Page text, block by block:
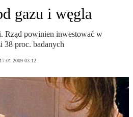
gazu i węgla
Rząd powinien inwestować w
38 proc. badanych
17.01.2009 03:12